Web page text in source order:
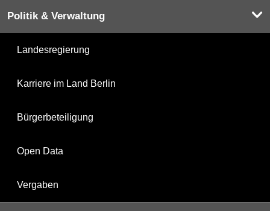
Politik & Verwaltung
Landesregierung
Karriere im Land Berlin
Bürgerbeteiligung
Open Data
Vergaben